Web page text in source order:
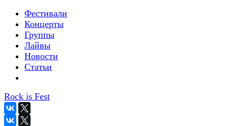
Фестивали
Концерты
Группы
Лайвы
Новости
Статьи
Rock is Fest